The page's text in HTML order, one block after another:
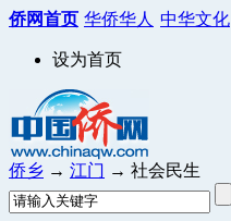
侨网首页 华侨华人 中华文化
设为首页
侨乡 → 江门 → 社会民生